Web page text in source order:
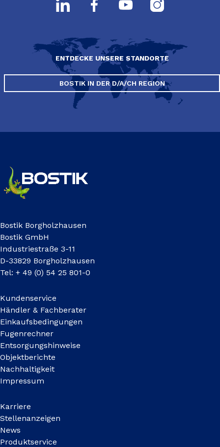
ENTDECKE UNSERE STANDORTE
BOSTIK IN DER D/A/CH REGION
Bostik Borgholzhausen
Bostik GmbH
Industriestraße 3-11
D-33829 Borgholzhausen
Tel: + 49 (0) 54 25 801-0
Kundenservice
Händler & Fachberater
Einkaufsbedingungen
Fugenrechner
Entsorgungshinweise
Objektberichte
Nachhaltigkeit
Impressum
Karriere
Stellenanzeigen
News
Produktservice